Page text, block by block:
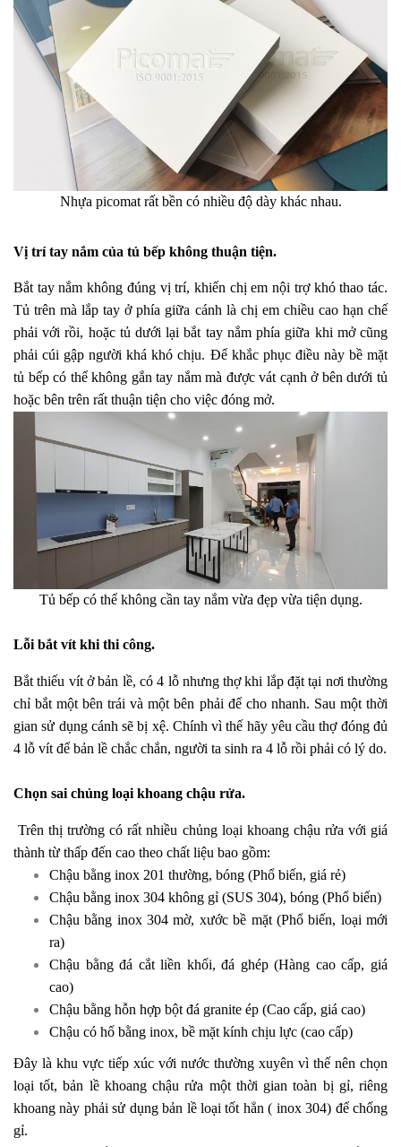
Nhựa picomat rất bền có nhiều độ dày khác nhau.
Vị trí tay nắm của tủ bếp không thuận tiện.
Bắt tay nắm không đúng vị trí, khiến chị em nội trợ khó thao tác.
Tủ trên mà lắp tay ở phía giữa cánh là chị em chiều cao hạn chế
phải với rồi, hoặc tủ dưới lại bắt tay nắm phía giữa khi mở cũng
phải cúi gập người khá khó chịu. Để khắc phục điều này bề mặt
tủ bếp có thể không gắn tay nắm mà được vát cạnh ở bên dưới tủ
hoặc bên trên rất thuận tiện cho việc đóng mở.
Tủ bếp có thể không cần tay nắm vừa đẹp vừa tiện dụng.
Lỗi bắt vít khi thi công.
Bắt thiếu vít ở bản lề, có 4 lỗ nhưng thợ khi lắp đặt tại nơi thường
chỉ bắt một bên trái và một bên phải để cho nhanh. Sau một thời
gian sử dụng cánh sẽ bị xệ. Chính vì thế hãy yêu cầu thợ đóng đủ
4 lỗ vít để bản lề chắc chắn, người ta sinh ra 4 lỗ rồi phải có lý do.
Chọn sai chủng loại khoang chậu rửa.
Trên thị trường có rất nhiều chủng loại khoang chậu rửa với giá
thành từ thấp đến cao theo chất liệu bao gồm:
Chậu bằng inox 201 thường, bóng (Phổ biến, giá rẻ)
Chậu bằng inox 304 không gỉ (SUS 304), bóng (Phổ biến)
Chậu bằng inox 304 mờ, xước bề mặt (Phổ biến, loại mới
ra)
Chậu bằng đá cắt liền khối, đá ghép (Hàng cao cấp, giá
cao)
Chậu bằng hỗn hợp bột đá granite ép (Cao cấp, giá cao)
Chậu có hố bằng inox, bề mặt kính chịu lực (cao cấp)
Đây là khu vực tiếp xúc với nước thường xuyên vì thế nên chọn
loại tốt, bản lề khoang chậu rửa một thời gian toàn bị gỉ, riêng
khoang này phải sử dụng bản lề loại tốt hẳn ( inox 304) để chống
gỉ.